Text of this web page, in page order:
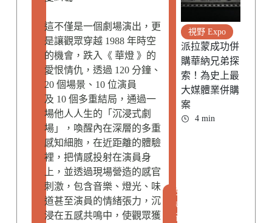
這不僅是一個劇場演出，更
是讓觀眾穿越 1988 年時空
的機會，跌入《 華燈 》的
愛恨情仇，透過 120 分鐘、
20 個場景、10 位演員
及 10 個多重結局，通過一
場他人人生的「沉浸式劇
場」，喚醒內在深層的多重
感知細胞，在近距離的體驗
裡，把情感投射在演員身
上，並透過現場營造的感官
刺激，包含音樂、燈光、味
道甚至演員的情緒張力，沉
浸在五感共鳴中，使觀眾獲
品
味
新
視野 Expo
派拉蒙成功併
購華納兄弟探
索！為史上最
大媒體業併購
案
4 min